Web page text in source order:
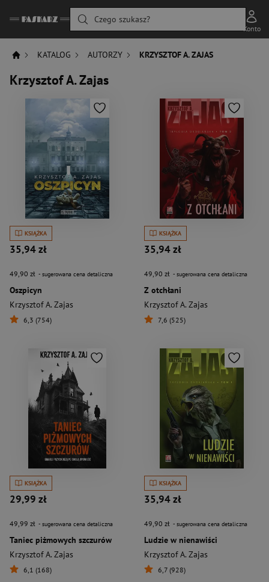
Czego szukasz?
Konto
KATALOG AUTORZY KRZYSZTOF A. ZAJAS
Krzysztof A. Zajas
KSIĄŻKA
35,94 zł
49,90 zł - sugerowana cena detaliczna
Oszpicyn
Krzysztof A. Zajas
6,3 (754)
KSIĄŻKA
35,94 zł
49,90 zł - sugerowana cena detaliczna
Z otchłani
Krzysztof A. Zajas
7,6 (525)
KSIĄŻKA
29,99 zł
49,99 zł - sugerowana cena detaliczna
Taniec piżmowych szczurów
Krzysztof A. Zajas
6,1 (168)
KSIĄŻKA
35,94 zł
49,90 zł - sugerowana cena detaliczna
Ludzie w nienawiści
Krzysztof A. Zajas
6,7 (928)